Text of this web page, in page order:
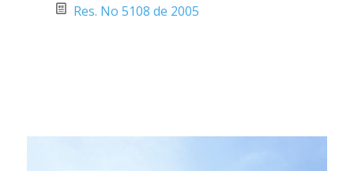
Res. No 5108 de 2005